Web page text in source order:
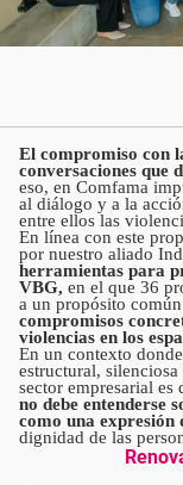
El compromiso con
conversaciones que
eso, en Comfama
al diálogo y a la
entre ellos las
En línea con este
por nuestro aliado
herramientas para
VBG, en el que 36
a un propósito
compromisos
violencias en los
En un contexto
estructural,
sector empresarial es
no debe entenderse
como una expresión
dignidad de las